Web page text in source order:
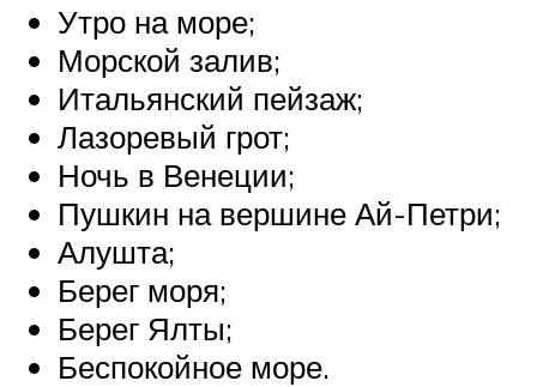
Утро на море;
Морской залив;
Итальянский пейзаж;
Лазоревый грот;
Ночь в Венеции;
Пушкин на вершине Ай-Петри;
Алушта;
Берег моря;
Берег Ялты;
Беспокойное море.